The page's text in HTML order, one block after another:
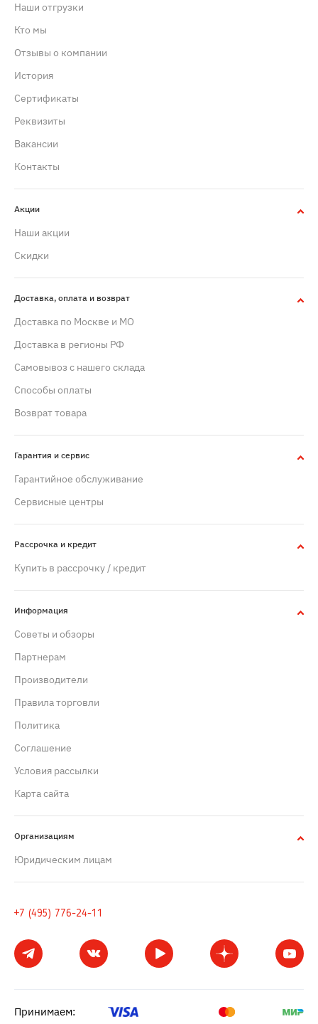
Наши отгрузки
Кто мы
Отзывы о компании
История
Сертификаты
Реквизиты
Вакансии
Контакты
Акции
Наши акции
Скидки
Доставка, оплата и возврат
Доставка по Москве и МО
Доставка в регионы РФ
Самовывоз с нашего склада
Способы оплаты
Возврат товара
Гарантия и сервис
Гарантийное обслуживание
Сервисные центры
Рассрочка и кредит
Купить в рассрочку / кредит
Информация
Советы и обзоры
Партнерам
Производители
Правила торговли
Политика
Cоглашение
Условия рассылки
Карта сайта
Организациям
Юридическим лицам
+7 (495) 776-24-11
Принимаем: